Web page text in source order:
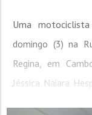
Uma
domingo (3) na
Regina, em
Jéssica Naiara